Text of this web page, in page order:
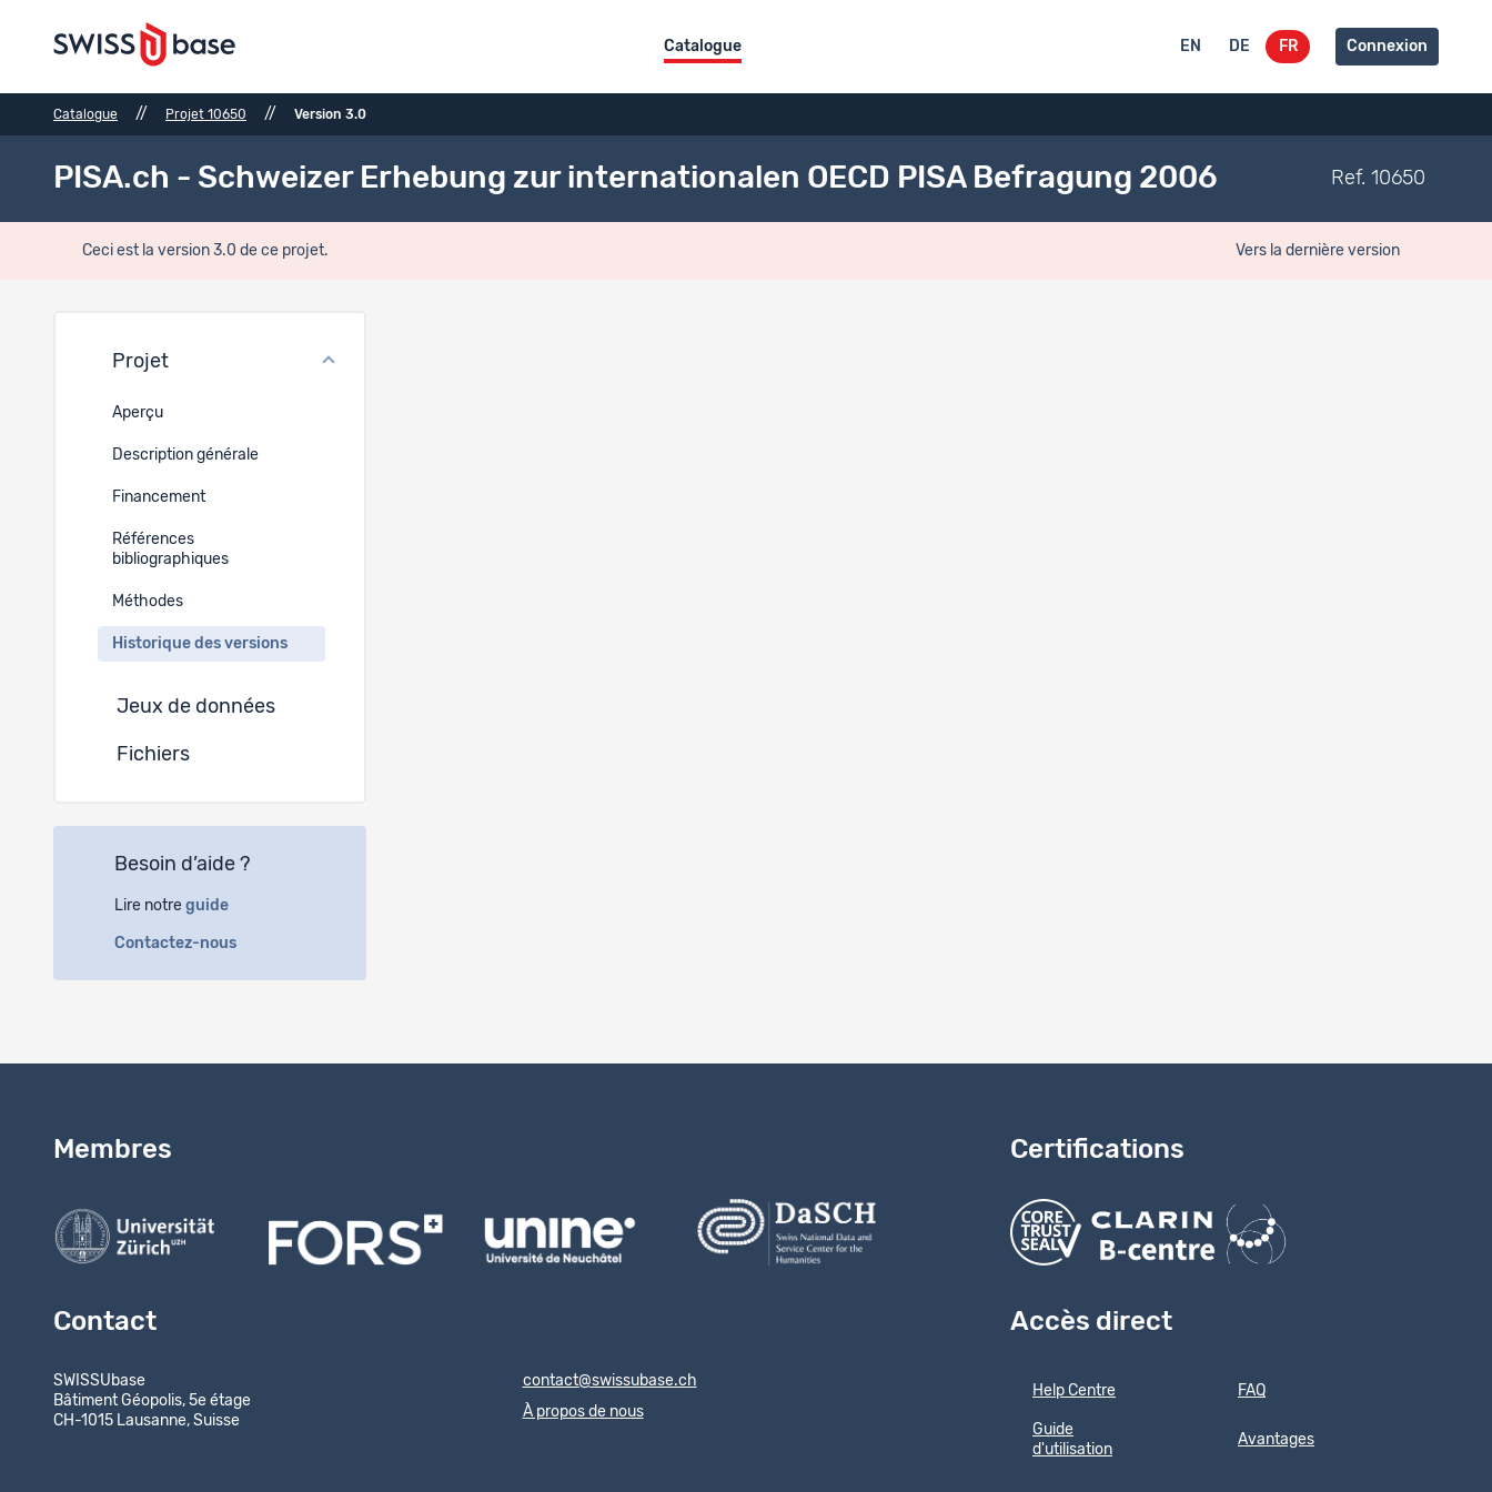
Catalogue EN DE FR Connexion
Catalogue // Projet 10650 // Version 3.0
PISA.ch - Schweizer Erhebung zur internationalen OECD PISA Befragung 2006 Ref. 10650
Ceci est la version 3.0 de ce projet. Vers la dernière version
Projet
Aperçu
Description générale
Financement
Références
bibliographiques
Méthodes
Historique des versions
Jeux de données
Fichiers
Besoin d’aide ?
Lire notre guide
Contactez-nous
Membres Certifications
Contact
SWISSUbase
Bâtiment Géopolis, 5e étage
CH-1015 Lausanne, Suisse
contact@swissubase.ch
À propos de nous
Accès direct
Help Centre
Guide
d'utilisation
FAQ
Avantages